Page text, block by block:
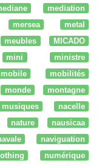
mediation
mersea
metal
meubles
MICADO
mini
ministre
mobile
mobilités
monde
montagne
musiques
nacelle
nature
nausicaa
naviguation
numérique